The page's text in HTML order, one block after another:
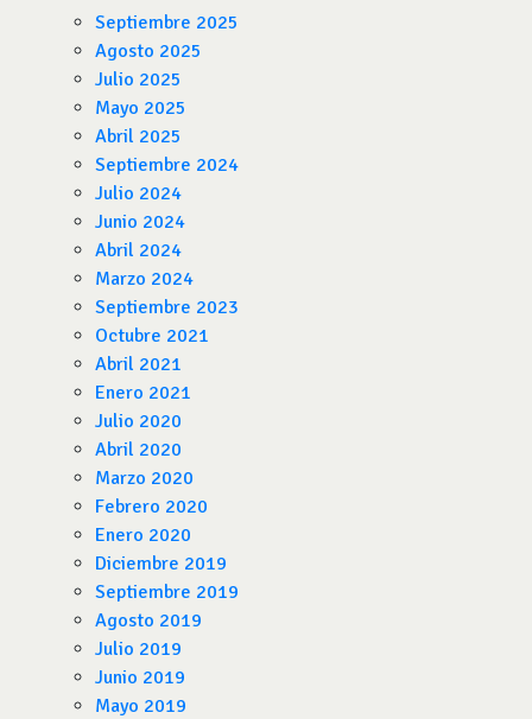
Septiembre 2025
Agosto 2025
Julio 2025
Mayo 2025
Abril 2025
Septiembre 2024
Julio 2024
Junio 2024
Abril 2024
Marzo 2024
Septiembre 2023
Octubre 2021
Abril 2021
Enero 2021
Julio 2020
Abril 2020
Marzo 2020
Febrero 2020
Enero 2020
Diciembre 2019
Septiembre 2019
Agosto 2019
Julio 2019
Junio 2019
Mayo 2019